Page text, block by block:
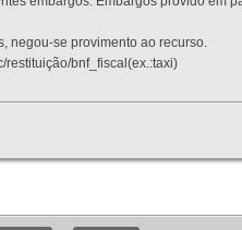
negou-se provimento ao recurso.
restituição/bnf_fiscal(ex.:taxi)